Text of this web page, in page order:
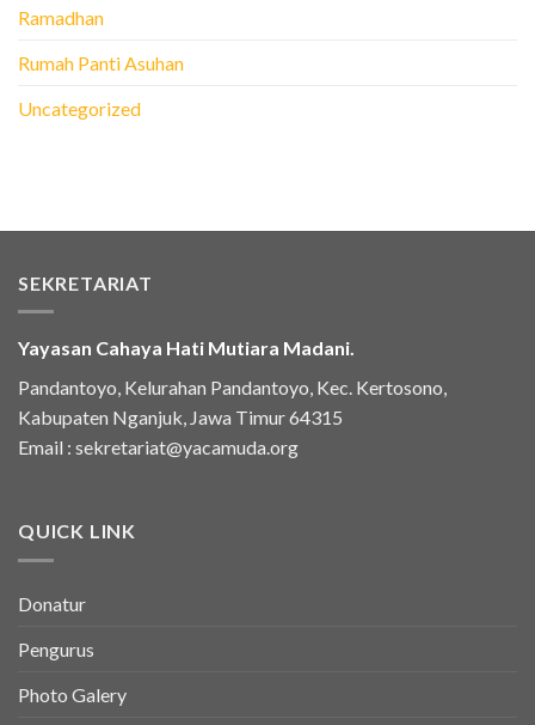
Ramadhan
Rumah Panti Asuhan
Uncategorized
SEKRETARIAT
Yayasan Cahaya Hati Mutiara Madani.
Pandantoyo, Kelurahan Pandantoyo, Kec. Kertosono,
Kabupaten Nganjuk, Jawa Timur 64315
Email : sekretariat@yacamuda.org
QUICK LINK
Donatur
Pengurus
Photo Galery